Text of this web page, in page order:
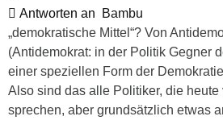
Antworten an
Bambu
„demokratische Mittel“? Von
(Antidemokrat: in der Politik Gegner
einer speziellen Form der
Also sind das alle Politiker, die heute
sprechen, aber grundsätzlich etwas